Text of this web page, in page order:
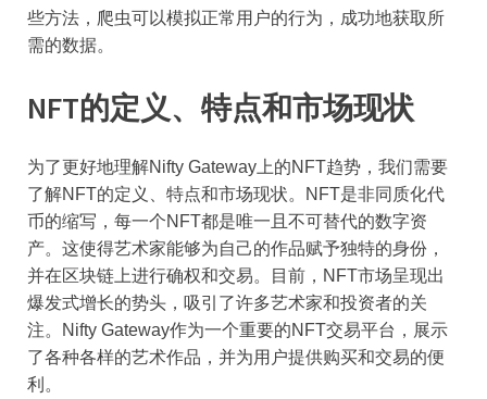
些方法，爬虫可以模拟正常用户的行为，成功地获取所
需的数据。
NFT的定义、特点和市场现状
为了更好地理解Nifty Gateway上的NFT趋势，我们需要
了解NFT的定义、特点和市场现状。NFT是非同质化代
币的缩写，每一个NFT都是唯一且不可替代的数字资
产。这使得艺术家能够为自己的作品赋予独特的身份，
并在区块链上进行确权和交易。目前，NFT市场呈现出
爆发式增长的势头，吸引了许多艺术家和投资者的关
注。Nifty Gateway作为一个重要的NFT交易平台，展示
了各种各样的艺术作品，并为用户提供购买和交易的便
利。